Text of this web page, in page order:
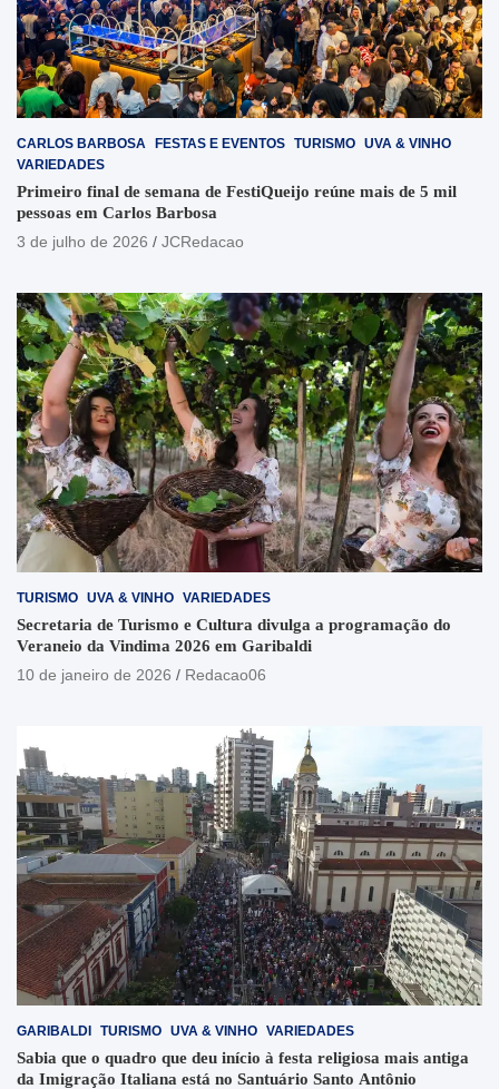
CARLOS BARBOSA FESTAS E EVENTOS TURISMO UVA & VINHO
VARIEDADES
Primeiro final de semana de FestiQueijo reúne mais de 5 mil
pessoas em Carlos Barbosa
3 de julho de 2026
JCRedacao
TURISMO UVA & VINHO VARIEDADES
Secretaria de Turismo e Cultura divulga a programação do
Veraneio da Vindima 2026 em Garibaldi
10 de janeiro de 2026
Redacao06
GARIBALDI TURISMO UVA & VINHO VARIEDADES
Sabia que o quadro que deu início à festa religiosa mais antiga
da Imigração Italiana está no Santuário Santo Antônio